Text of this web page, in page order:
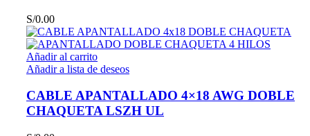
S/0.00
Añadir al carrito
Añadir a lista de deseos
CABLE APANTALLADO 4×18 AWG DOBLE
CHAQUETA LSZH UL